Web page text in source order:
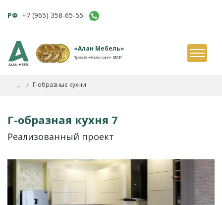
РФ +7 (965) 358-65-55
«Алан Мебель»
Премия «Номер один» 20/21
... Г-образные кухни
Г-образная кухня 7
Реализованный проект